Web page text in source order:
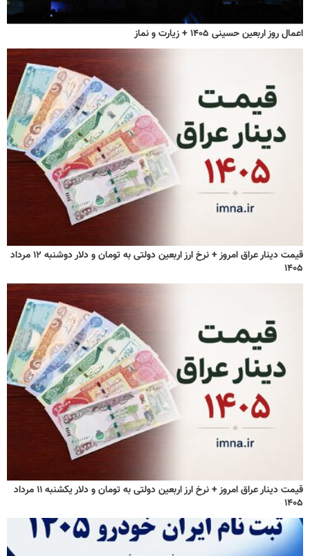
اعمال روز اربعین حسینی ۱۴۰۵ + زیارت و نماز
قیمت دینار عراق امروز + نرخ ارز اربعین دولتی به تومان و دلار دوشنبه ۱۲ مرداد
۱۴۰۵
قیمت دینار عراق امروز + نرخ ارز اربعین دولتی به تومان و دلار یکشنبه ۱۱ مرداد
۱۴۰۵